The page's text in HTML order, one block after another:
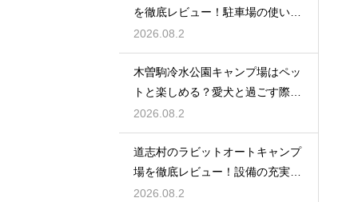
を徹底レビュー！駐車場の使い勝
手も解説
2026.08.2
木曽駒冷水公園キャンプ場はペッ
トと楽しめる？愛犬と過ごす際の
ルール
2026.08.2
道志村のラビットオートキャンプ
場を徹底レビュー！設備の充実度
を大公開
2026.08.2